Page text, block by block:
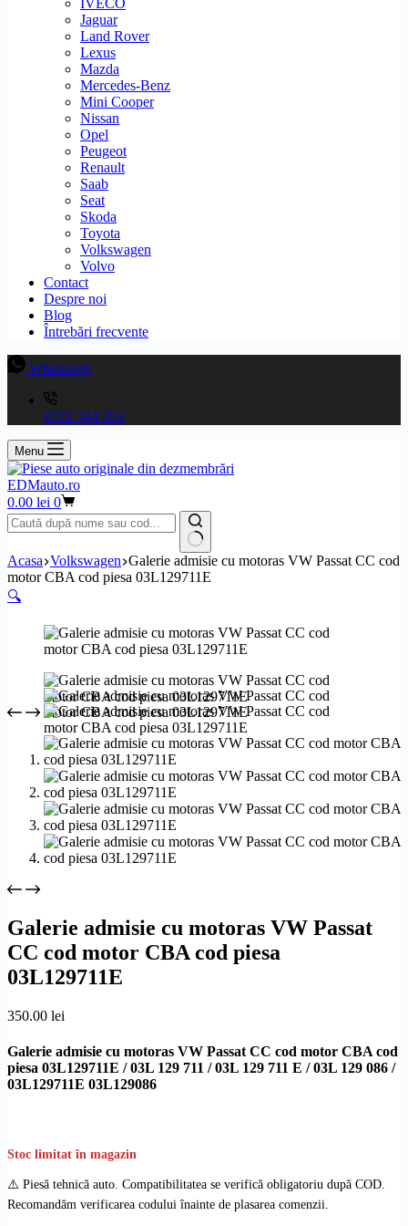
IVECO
Jaguar
Land Rover
Lexus
Mazda
Mercedes-Benz
Mini Cooper
Nissan
Opel
Peugeot
Renault
Saab
Seat
Skoda
Toyota
Volkswagen
Volvo
Contact
Despre noi
Blog
Întrebări frecvente
WhatsApp
0722 744 353
Menu
EDMauto.ro
Coș
de
cumpărături
0.00 lei 0
Niciun
rezultat
Acasa Volkswagen Galerie admisie cu motoras VW Passat CC cod
motor CBA cod piesa 03L129711E
🔍
Galerie admisie cu motoras VW Passat
CC cod motor CBA cod piesa
03L129711E
350.00 lei
Galerie admisie cu motoras VW Passat CC cod motor CBA cod
piesa 03L129711E / 03L 129 711 / 03L 129 711 E / 03L 129 086 /
03L129711E 03L129086
Stoc limitat în magazin
⚠️ Piesă tehnică auto. Compatibilitatea se verifică obligatoriu după COD.
Recomandăm verificarea codului înainte de plasarea comenzii.